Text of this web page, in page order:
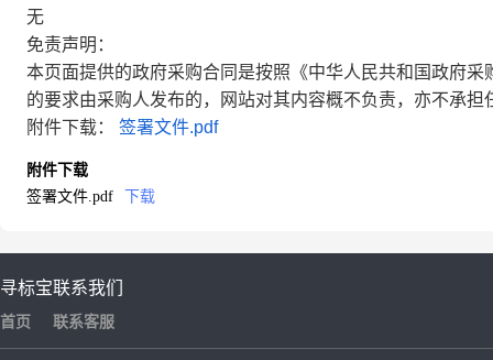
无
免责声明：
本页面提供的政府采购合同是按照《中华人民共和国政府采
的要求由采购人发布的，网站对其内容概不负责，亦不承担
附件下载： 签署文件.pdf
附件下载
签署文件.pdf
下载
寻标宝
首页
联系我们
联系客服